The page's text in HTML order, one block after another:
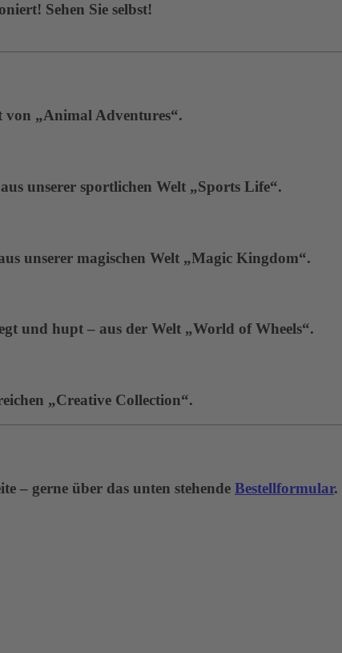
Sehen Sie selbst!
von „Animal Adventures“.
unserer sportlichen Welt „Sports Life“.
unserer magischen Welt „Magic Kingdom“.
und hupt – aus der Welt „World of Wheels“.
„Creative Collection“.
– gerne über das unten stehende Bestellformular.